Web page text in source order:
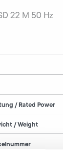
22 M 50 Hz
/ Rated Power
/ Weight